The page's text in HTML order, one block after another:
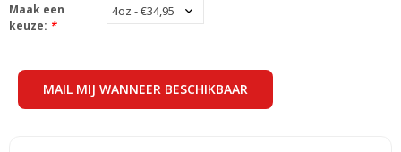
Maak een
keuze: *
MAIL MIJ WANNEER BESCHIKBAAR